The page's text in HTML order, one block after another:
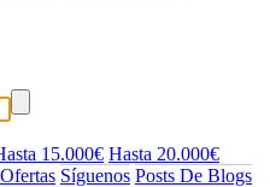
15.000€ Hasta 20.000€
Ofertas Síguenos Posts De Blogs